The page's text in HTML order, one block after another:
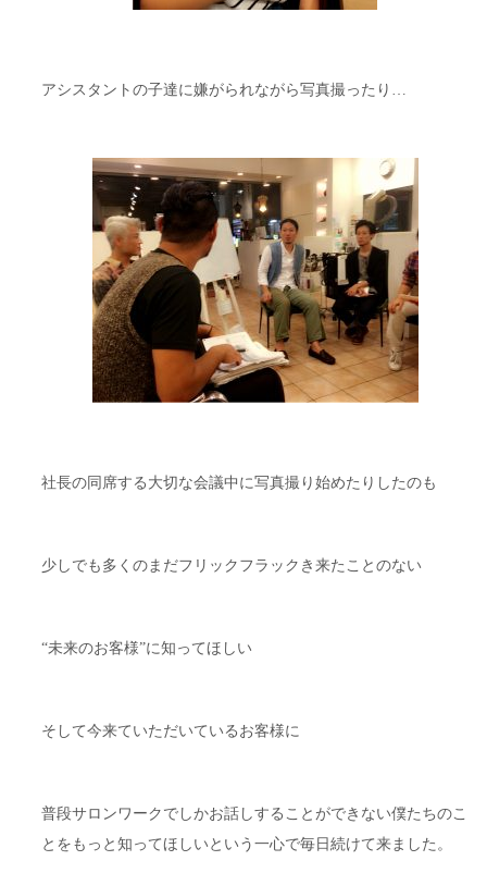
アシスタントの子達に嫌がられながら写真撮ったり…
社長の同席する大切な会議中に写真撮り始めたりしたのも
少しでも多くのまだフリックフラックき来たことのない
“未来のお客様”に知ってほしい
そして今来ていただいているお客様に
普段サロンワークでしかお話しすることができない僕たちのこ
とをもっと知ってほしいという一心で毎日続けて来ました。